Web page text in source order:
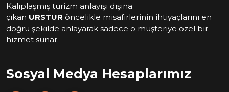
Kalıplaşmış turizm anlayışı dışına
çıkan URSTUR öncelikle misafirlerinin ihtiyaçlarını en
doğru şekilde anlayarak sadece o müşteriye özel bir
hizmet sunar.
Sosyal Medya Hesaplarımız